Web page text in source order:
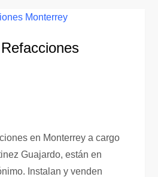
en Monterrey a cargo
Guajardo, están en
Instalan y venden